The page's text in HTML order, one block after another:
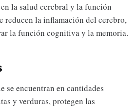
la salud cerebral y la función
reducen la inflamación del cerebro,
la función cognitiva y la memoria.
se encuentran en cantidades
y verduras, protegen las